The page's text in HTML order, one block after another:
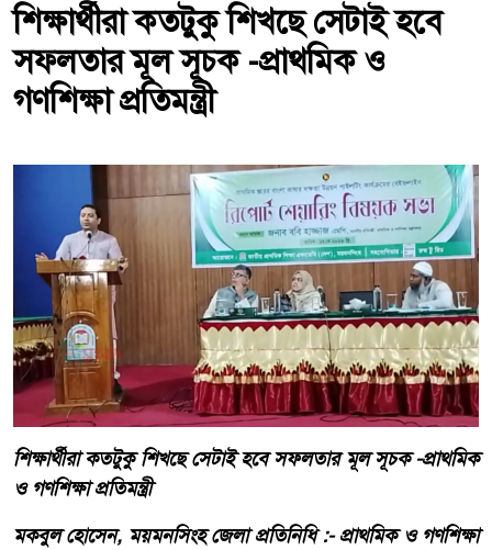
শিক্ষার্থীরা কতটুকু শিখছে সেটাই হবে
সফলতার মূল সূচক -প্রাথমিক ও
গণশিক্ষা প্রতিমন্ত্রী
শিক্ষার্থীরা কতটুকু শিখছে সেটাই হবে সফলতার মূল সূচক -প্রাথমিক
ও গণশিক্ষা প্রতিমন্ত্রী
মকবুল হোসেন, ময়মনসিংহ জেলা প্রতিনিধি :- প্রাথমিক ও গণশিক্ষা